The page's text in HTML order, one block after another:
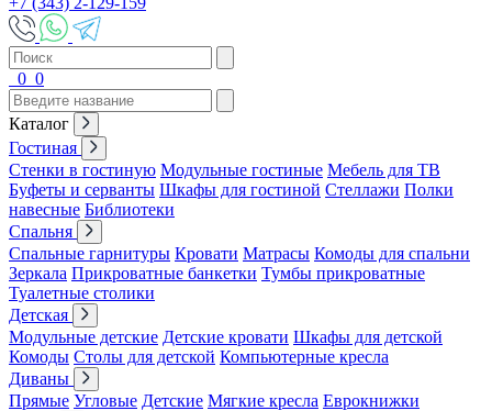
0 0
Каталог
Гостиная
Стенки в гостиную Модульные гостиные Мебель для ТВ
Буфеты и серванты Шкафы для гостиной Стеллажи Полки
навесные Библиотеки
Спальня
Спальные гарнитуры Кровати Матрасы Комоды для спальни
Зеркала Прикроватные банкетки Тумбы прикроватные
Туалетные столики
Детская
Модульные детские Детские кровати Шкафы для детской
Комоды Столы для детской Компьютерные кресла
Диваны
Прямые Угловые Детские Мягкие кресла Еврокнижки